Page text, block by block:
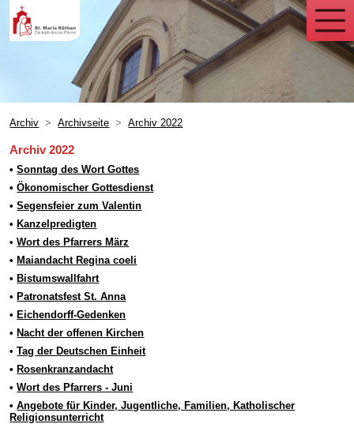
Archiv Archivseite Archiv 2022
Archiv 2022
•Sonntag des Wort Gottes
•Ökonomischer Gottesdienst
•Segensfeier zum Valentin
• Kanzelpredigten
•Wort des Pfarrers März
• Maiandacht Regina coeli
• Bistumswallfahrt
• Patronatsfest St. Anna
• Eichendorff-Gedenken
• Nacht der offenen Kirchen
•Tag der Deutschen Einheit
• Rosenkranzandacht
•Wort des Pfarrers - Juni
•Angebote für Kinder, Jugentliche, Familien, Katholischer
Religionsunterricht